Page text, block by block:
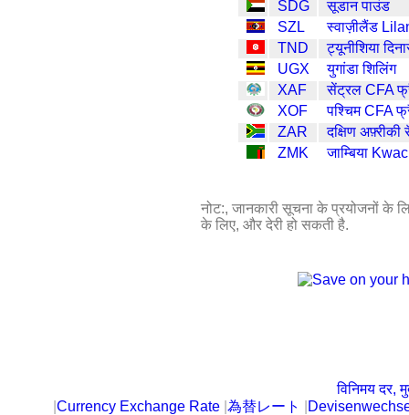
SDG
सूडान पाउंड
SZL
स्वाज़ीलैंड
TND
ट्यूनीशिया
UGX
युगांडा शिलिंग
XAF
सेंट्रल CFA
XOF
पश्चिम CFA
ZAR
दक्षिण अफ़्रीकी
ZMK
जाम्बिया
नोट:, जानकारी सूचना के प्रयोजनों के
के लिए, और देरी हो सकती है.
विनिमय दर,
Currency Exchange Rate 為替レート